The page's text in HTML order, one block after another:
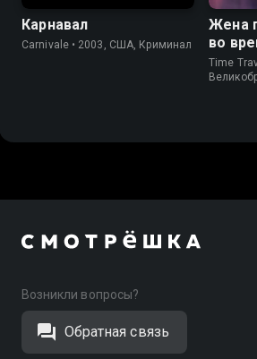
Карнавал
Carnivale • 2003, США, Криминал
Жена
во
Time
Возникли вопросы?
Обратная связь